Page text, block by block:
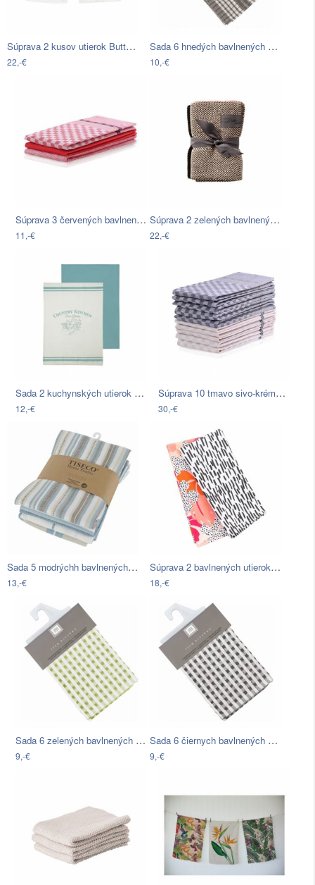
Súprava 2 kusov utierok Butter Kings z…
22,-€
Sada 6 hnedých bavlnených utierok…
10,-€
Súprava 3 červených bavlnených utierok…
11,-€
Súprava 2 zelených bavlnených…
22,-€
Sada 2 kuchynských utierok Premier…
12,-€
Súprava 10 tmavo sivo-krémových…
30,-€
Sada 5 modrýchh bavlnených utierok…
13,-€
Súprava 2 bavlnených utierok Navigate
18,-€
Sada 6 zelených bavlnených utierok…
9,-€
Sada 6 čiernych bavlnených utierok…
9,-€